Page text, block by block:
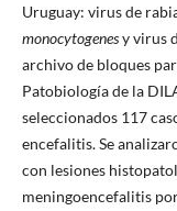
Uruguay: virus de
monocytogenesy virus
archivo de bloques
Patobiología de la
seleccionados 117
encefalitis. Se
con lesiones
meningoencefalitis